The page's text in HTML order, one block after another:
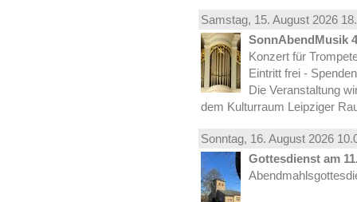
Samstag, 15. August 2026
SonnAbendMusik 4
Konzert für
Eintritt frei -
Die Veranstaltung
dem Kulturraum Leipziger
Sonntag, 16. August 2026
Gottesdienst am